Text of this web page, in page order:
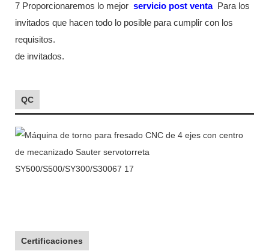
7 Proporcionaremos lo mejor servicio post venta Para los
invitados que hacen todo lo posible para cumplir con los
requisitos.
de invitados.
QC
Certificaciones